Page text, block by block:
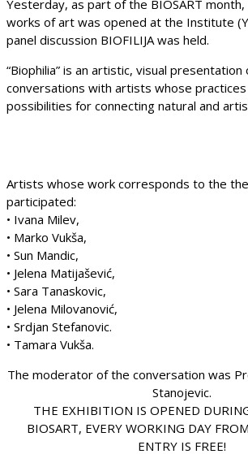
Yesterday, as part of the BIOSART
works of art was opened at the Institute
panel discussion BIOFILIJA was held.
“Biophilia” is an artistic, visual
conversations with artists whose
possibilities for connecting natural and
Artists whose work corresponds to the
participated:
• Ivana Milev,
• Marko Vukša,
• Sun Mandic,
• Jelena Matijašević,
• Sara Tanaskovic,
• Jelena Milovanović,
• Srdjan Stefanovic.
• Tamara Vukša.
The moderator of the conversation was
Stanojevic.
THE EXHIBITION IS OPENED
BIOSART, EVERY WORKING DAY
ENTRY IS FREE!